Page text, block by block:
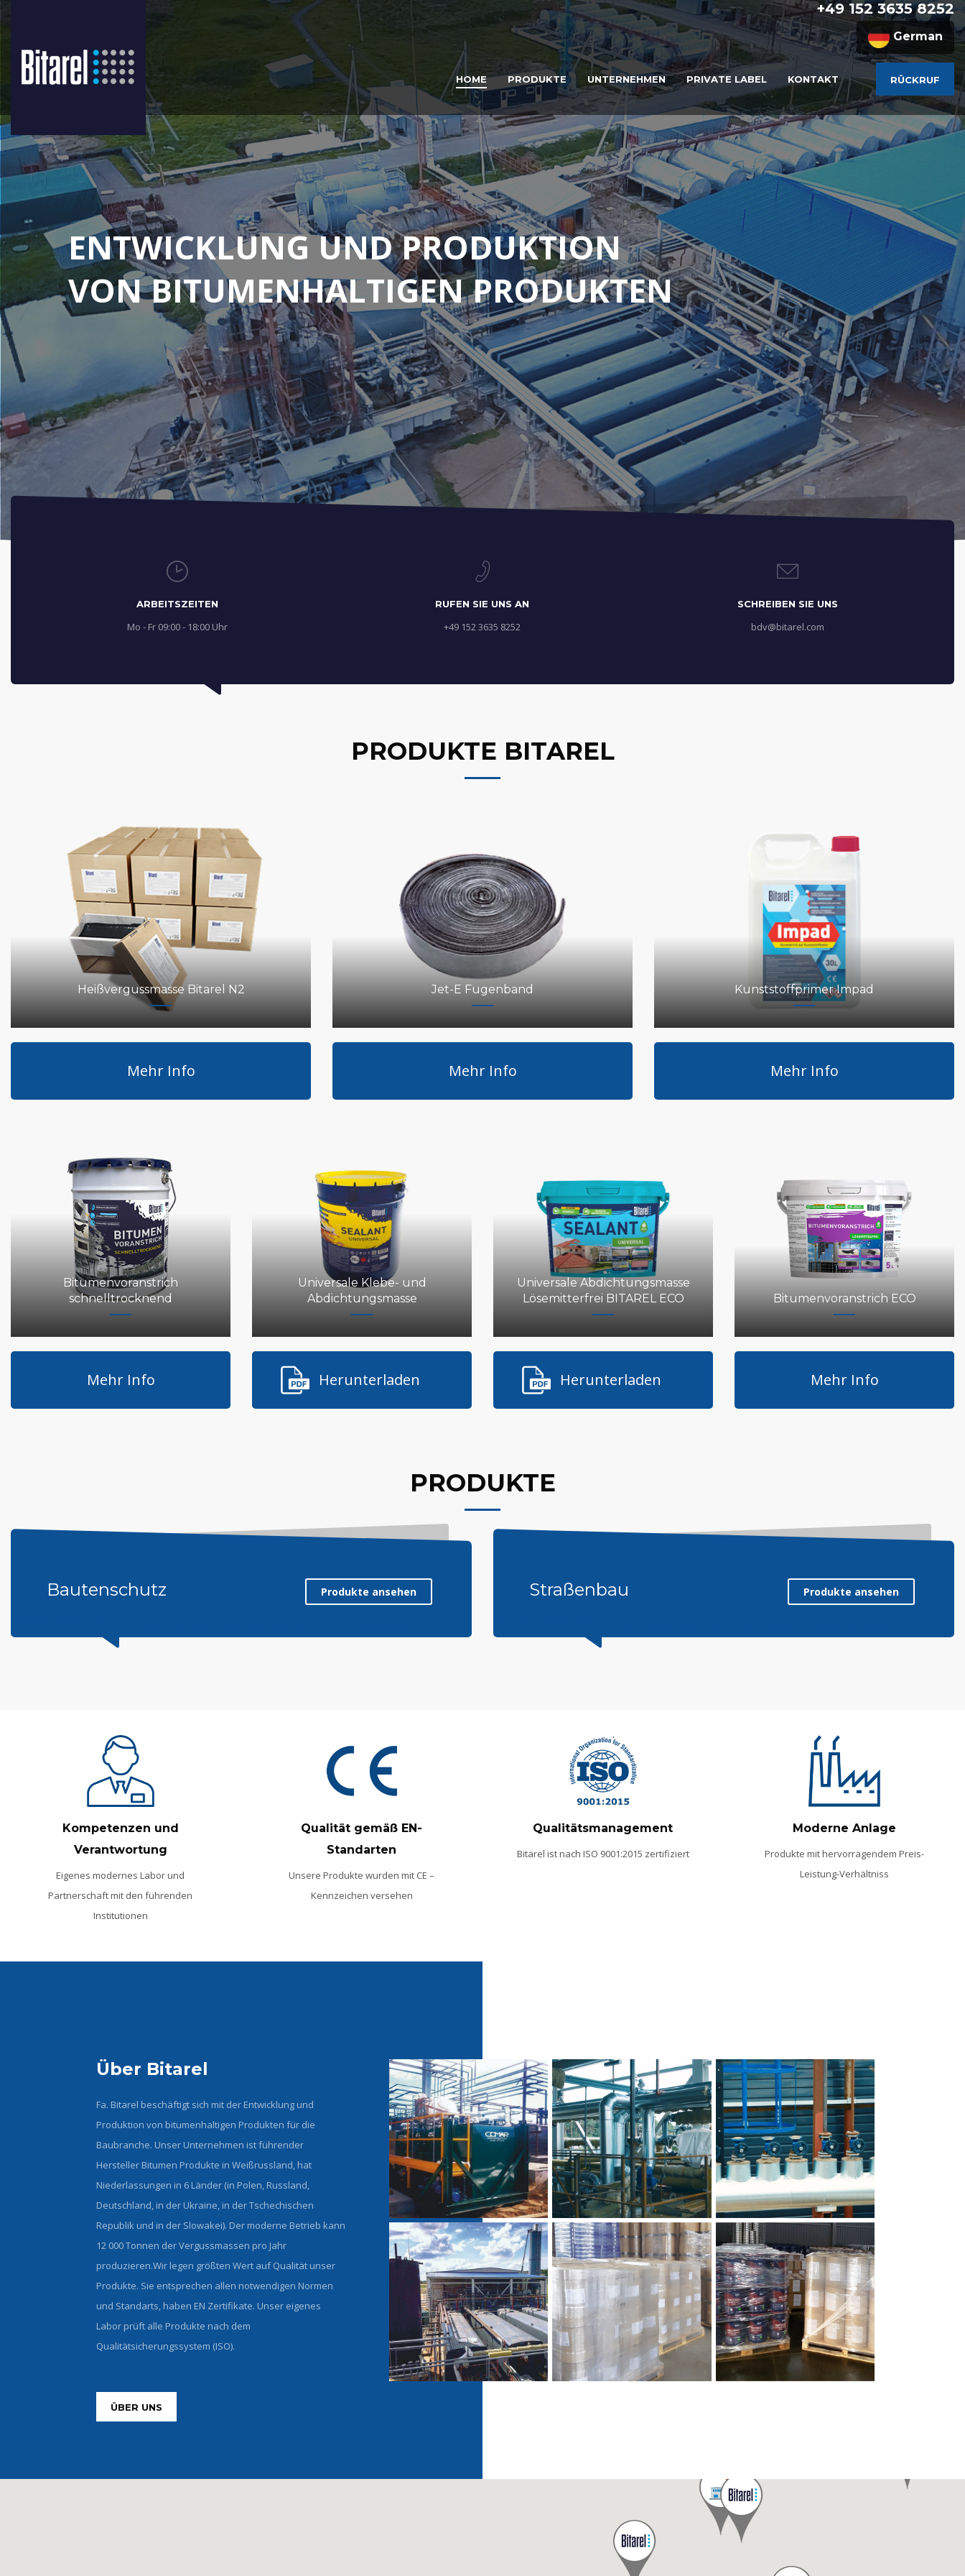
+49 152 3635 8252​
German
HOME PRODUKTE UNTERNEHMEN PRIVATE LABEL KONTAKT RÜCKRUF
ENTWICKLUNG UND PRODUKTION
VON BITUMENHALTIGEN PRODUKTEN
ARBEITSZEITEN
Mo - Fr 09:00 - 18:00 Uhr
RUFEN SIE UNS AN
+49 152 3635 8252
SCHREIBEN SIE UNS
bdv@bitarel.com
PRODUKTE BITAREL
Heißvergussmasse Bitarel N2
Mehr Info
Jet-E Fugenband
Mehr Info
Kunststoffprimer Impad
Mehr Info
Bitumenvoranstrich
schnelltrocknend
Mehr Info
Universale Klebe- und
Abdichtungsmasse
Herunterladen
Universale Abdichtungsmasse
Lösemitterfrei BITAREL ECO
Herunterladen
Bitumenvoranstrich ECO
Mehr Info
PRODUKTE
Bautenschutz Produkte ansehen Straßenbau Produkte ansehen
Kompetenzen und
Verantwortung
Eigenes modernes Labor und
Partnerschaft mit den führenden
Institutionen
Qualität gemäß EN-
Standarten
Unsere Produkte wurden mit CE –
Kennzeichen versehen
Qualitätsmanagement
Bitarel ist nach ISO 9001:2015 zertifiziert
Moderne Anlage
Produkte mit hervorragendem Preis-
Leistung-Verhältniss
Über Bitarel
Fa. Bitarel beschäftigt sich mit der Entwicklung und
Produktion von bitumenhaltigen Produkten für die
Baubranche. Unser Unternehmen ist führender
Hersteller Bitumen Produkte in Weißrussland, hat
Niederlassungen in 6 Länder (in Polen, Russland,
Deutschland, in der Ukraine, in der Tschechischen
Republik und in der Slowakei). Der moderne Betrieb kann
12 000 Tonnen der Vergussmassen pro Jahr
produzieren.Wir legen größten Wert auf Qualität unser
Produkte. Sie entsprechen allen notwendigen Normen
und Standarts, haben EN Zertifikate. Unser eigenes
Labor prüft alle Produkte nach dem
Qualitätsicherungssystem (ISO).
ÜBER UNS